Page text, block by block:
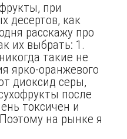
при
десертов, как
расскажу про
их выбрать: 1.
такие не
ярко-оранжевого
диоксид серы,
после
токсичен и
на рынке я